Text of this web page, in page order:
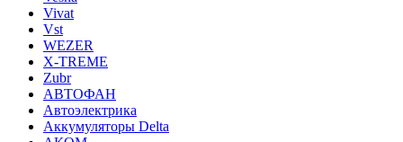
Vivat
Vst
WEZER
X-TREME
Zubr
АВТОФАН
Автоэлектрика
Аккумуляторы Delta